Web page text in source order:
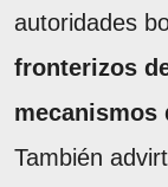
autoridades
fronterizos
mecanismos
También